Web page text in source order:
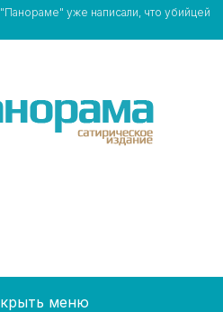
уже написали, что убийцей
меню